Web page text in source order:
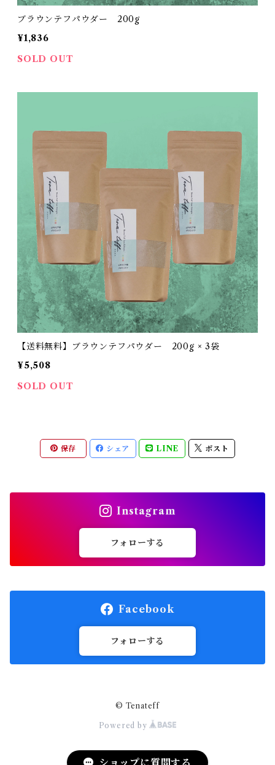
ブラウンテフパウダー 200g
¥1,836
SOLD OUT
【送料無料】ブラウンテフパウダー 200g × 3袋
¥5,508
SOLD OUT
保存 シェア LINE ポスト
Instagram
フォローする
Facebook
フォローする
© Tenateff
Powered by
ショップに質問する